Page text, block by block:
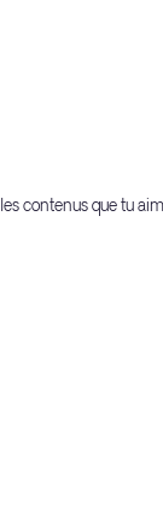
les contenus que tu